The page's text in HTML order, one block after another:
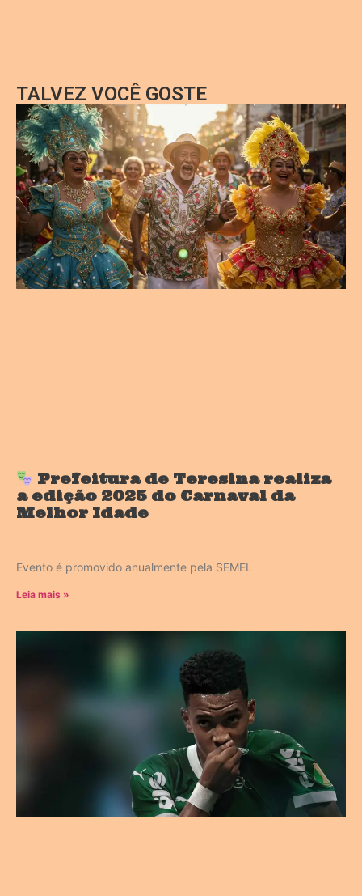
TALVEZ VOCÊ GOSTE
Prefeitura de Teresina realiza
a edição 2025 do Carnaval da
Melhor Idade
Evento é promovido anualmente pela SEMEL
Leia mais »